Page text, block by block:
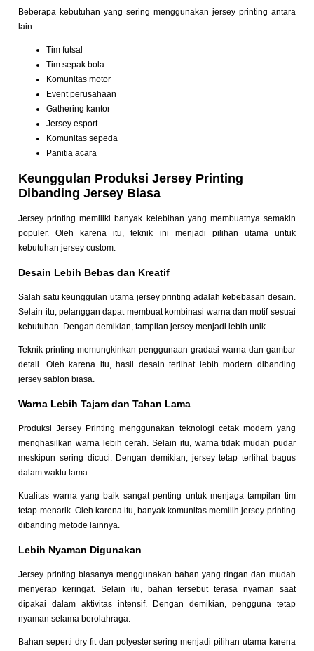
Beberapa kebutuhan yang sering menggunakan jersey printing antara
lain:
Tim futsal
Tim sepak bola
Komunitas motor
Event perusahaan
Gathering kantor
Jersey esport
Komunitas sepeda
Panitia acara
Keunggulan Produksi Jersey Printing
Dibanding Jersey Biasa
Jersey printing memiliki banyak kelebihan yang membuatnya semakin
populer. Oleh karena itu, teknik ini menjadi pilihan utama untuk
kebutuhan jersey custom.
Desain Lebih Bebas dan Kreatif
Salah satu keunggulan utama jersey printing adalah kebebasan desain.
Selain itu, pelanggan dapat membuat kombinasi warna dan motif sesuai
kebutuhan. Dengan demikian, tampilan jersey menjadi lebih unik.
Teknik printing memungkinkan penggunaan gradasi warna dan gambar
detail. Oleh karena itu, hasil desain terlihat lebih modern dibanding
jersey sablon biasa.
Warna Lebih Tajam dan Tahan Lama
Produksi Jersey Printing menggunakan teknologi cetak modern yang
menghasilkan warna lebih cerah. Selain itu, warna tidak mudah pudar
meskipun sering dicuci. Dengan demikian, jersey tetap terlihat bagus
dalam waktu lama.
Kualitas warna yang baik sangat penting untuk menjaga tampilan tim
tetap menarik. Oleh karena itu, banyak komunitas memilih jersey printing
dibanding metode lainnya.
Lebih Nyaman Digunakan
Jersey printing biasanya menggunakan bahan yang ringan dan mudah
menyerap keringat. Selain itu, bahan tersebut terasa nyaman saat
dipakai dalam aktivitas intensif. Dengan demikian, pengguna tetap
nyaman selama berolahraga.
Bahan seperti dry fit dan polyester sering menjadi pilihan utama karena